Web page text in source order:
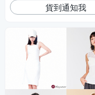
貨到通知我